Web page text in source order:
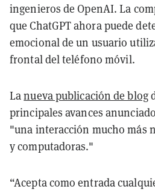
ingenieros de OpenAI. La
que ChatGPT ahora puede
emocional de un usuario
frontal del teléfono móvil.
Lanueva publicación de blog
principales avances
"una interacción mucho más
y computadoras."
“Acepta como entrada